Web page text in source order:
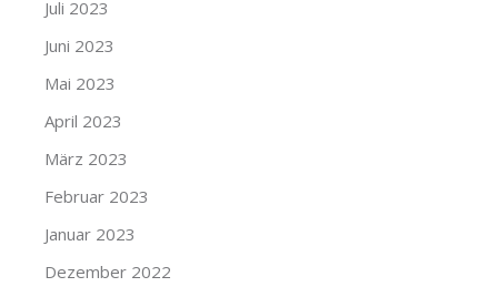
Juli 2023
Juni 2023
Mai 2023
April 2023
März 2023
Februar 2023
Januar 2023
Dezember 2022